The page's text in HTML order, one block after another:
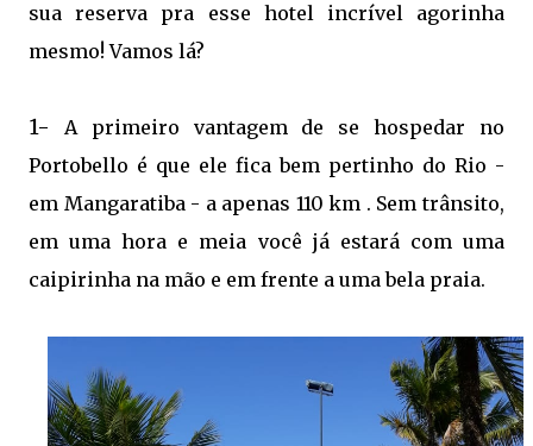
sua reserva pra esse hotel incrível agorinha
mesmo! Vamos lá?
1-
A primeiro vantagem de se hospedar no
Portobello é que ele fica bem pertinho do Rio -
em Mangaratiba - a apenas 110 km . Sem trânsito,
em uma hora e meia você já estará com uma
caipirinha na mão e em frente a uma bela praia.